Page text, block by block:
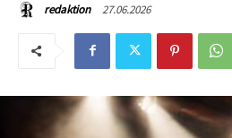
redaktion 27.06.2026